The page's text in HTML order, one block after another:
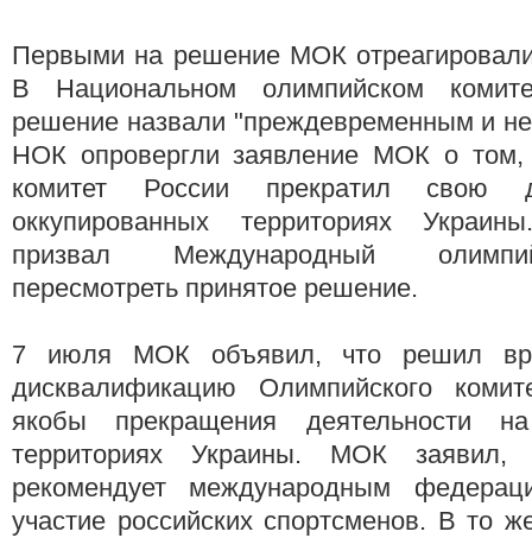
Первыми на решение МОК
В Национальном олимпийском
решение назвали "преждевременным и
НОК опровергли заявление МОК о том,
комитет России прекратил свою
оккупированных территориях
призвал Международный
пересмотреть принятое решение.
7 июля МОК объявил, что решил
дисквалификацию Олимпийского
якобы прекращения деятельности на
территориях Украины. МОК
рекомендует международным
участие российских спортсменов. В то